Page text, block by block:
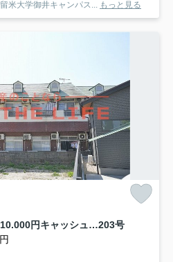
米大学御井キャンパス... もっと見る
プライマリー久留米大南【10.000円キャッシュバック対象物件】203号